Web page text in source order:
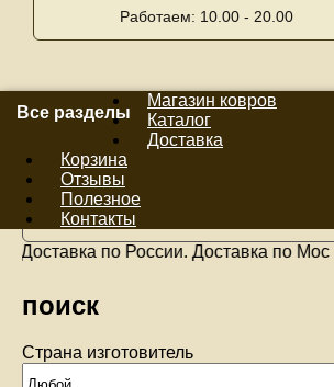
Работаем: 10.00 - 20.00
Все разделы
Магазин ковров
Каталог
Доставка
Корзина
Отзывы
Полезное
Контакты
Сейчас в корзине:
На сумму:
по России. Доставка по Москве
поиск
Страна изготовитель